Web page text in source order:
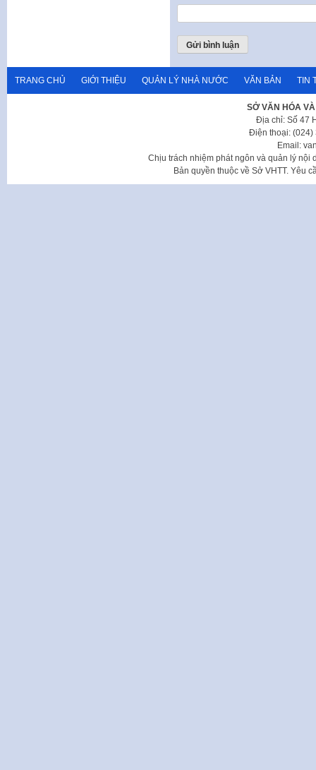
TRANG CHỦ GIỚI THIỆU QUẢN LÝ NHÀ NƯỚC VĂN BẢN TIN
SỞ VĂN HÓA
Địa chỉ: Số 47
Điện thoại: (024)
Email:
Chịu trách nhiệm phát ngôn và quản lý nội
Bản quyền thuộc về Sở VHTT. Yêu